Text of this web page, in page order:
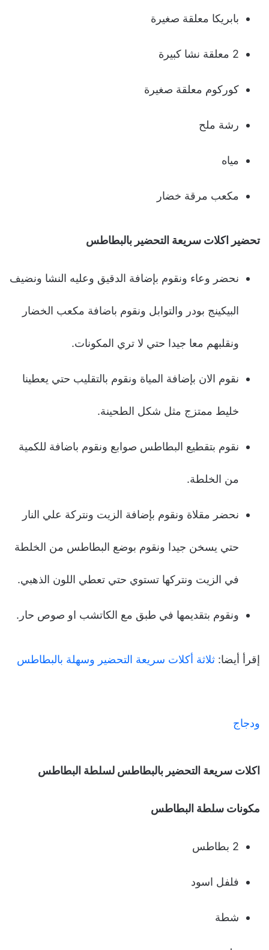
بابريكا معلقة صغيرة
2 معلقة نشا كبيرة
كوركوم معلقة صغيرة
رشة ملح
مياه
مكعب مرقة خضار
تحضير اكلات سريعة التحضير بالبطاطس
نحضر وعاء ونقوم بإضافة الدقيق وعليه النشا ونضيف
البيكينج بودر والتوابل ونقوم باضافة مكعب الخضار
ونقلبهم معا جيدا حتي لا تري المكونات.
نقوم الان بإضافة المياة ونقوم بالتقليب حتي يعطينا
خليط ممتزج مثل شكل الطحينة.
نقوم بتقطيع البطاطس صوابع ونقوم باضافة للكمية
من الخلطة.
نحضر مقلاة ونقوم بإضافة الزيت ونتركة علي النار
حتي يسخن جيدا ونقوم بوضع البطاطس من الخلطة
في الزيت ونتركها تستوي حتي تعطي اللون الذهبي.
ونقوم بتقديمها في طبق مع الكاتشب او صوص حار.
إقرأ أيضا: ثلاثة أكلات سريعة التحضير وسهلة بالبطاطس
ودجاج
اكلات سريعة التحضير بالبطاطس لسلطة البطاطس
مكونات سلطة البطاطس
2 بطاطس
فلفل اسود
شطة